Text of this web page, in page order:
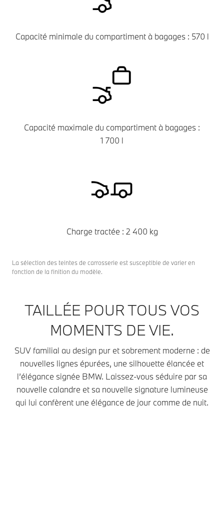
Capacité minimale du compartiment à bagages : 570 l
Capacité maximale du compartiment à bagages :
1 700 l
Charge tractée : 2 400 kg
La sélection des teintes de carrosserie est susceptible de varier en
fonction de la finition du modèle.
TAILLÉE POUR TOUS VOS
MOMENTS DE VIE.
SUV familial au design pur et sobrement moderne : de
nouvelles lignes épurées, une silhouette élancée et
l’élégance signée BMW. Laissez-vous séduire par sa
nouvelle calandre et sa nouvelle signature lumineuse
qui lui confèrent une élégance de jour comme de nuit.